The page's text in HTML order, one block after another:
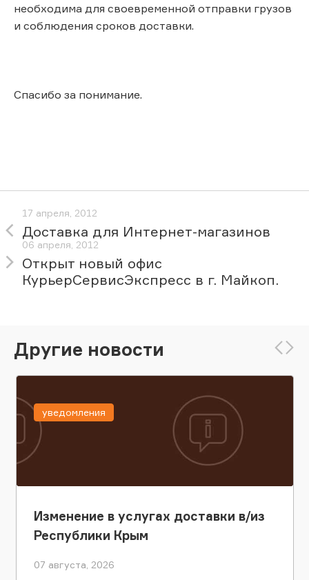
необходима для своевременной отправки грузов
и соблюдения сроков доставки.
Спасибо за понимание.
17 апреля, 2012
Доставка для Интернет-магазинов
06 апреля, 2012
Открыт новый офис
КурьерСервисЭкспресс в г. Майкоп.
Другие новости
Изменение в услугах доставки в/из
Республики Крым
07 августа, 2026
уведомления